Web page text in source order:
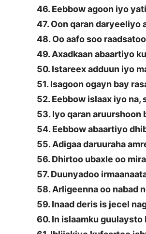
46. Eebbow agoon iyo
47. Oon qaran daryeeliyo
48. Oo aafo soo
49. Axadkaan abaartiyo
50. Istareex adduun iyo
51. Isagoon ogayn bay
52. Eebbow islaax iyo na,
53. Iyo qaran aruurshoon
54. Eebbow abaartiyo
55. Adigaa daruuraha
56. Dhirtoo ubaxle oo
57. Duunyadoo
58. Arligeenna oo nabad
59. Inaad deris is jecel
60. In islaamku guulaysto